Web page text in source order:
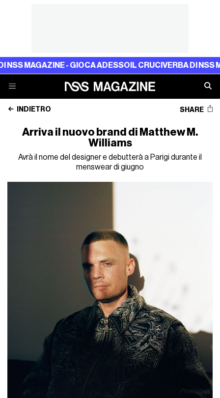
- GIOCA ADESSOIL CRUCIVERBA DI NSS
INDIETRO SHARE
Arriva il nuovo brand di Matthew M.
Williams
Avrà il nome del designer e debutterà a Parigi durante il
menswear di giugno